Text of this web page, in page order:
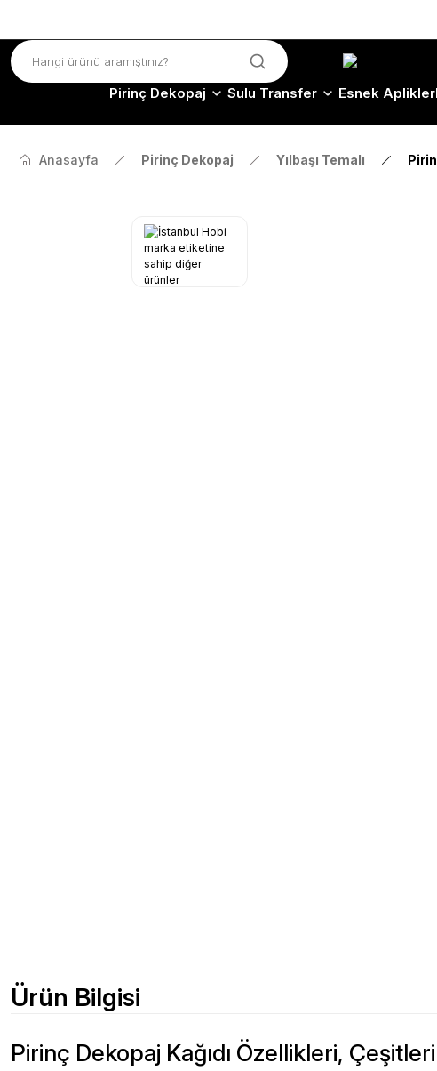
Pirinç Dekopaj Sulu Transfer Esnek Aplikler
Anasayfa Pirinç Dekopaj Yılbaşı Temalı
Ürün Bilgisi
Pirinç Dekopaj Kağıdı Özellikleri,